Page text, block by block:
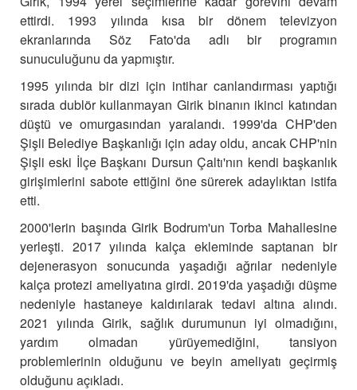
ettirdi. 1993 yılında kısa bir dönem televizyon
ekranlarında Söz Fato'da adlı bir programın
sunuculuğunu da yapmıştır.
1995 yılında bir dizi için intihar canlandırması yaptığı
sırada dublör kullanmayan Girik binanın ikinci katından
düştü ve omurgasından yaralandı. 1999'da CHP'den
Şişli Belediye Başkanlığı için aday oldu, ancak CHP'nin
Şişli eski İlçe Başkanı Dursun Çaltı'nın kendi başkanlık
girişimlerini sabote ettiğini öne sürerek adaylıktan istifa
etti.
2000'lerin başında Girik Bodrum'un Torba Mahallesine
yerleşti. 2017 yılında kalça ekleminde saptanan bir
dejenerasyon sonucunda yaşadığı ağrılar nedeniyle
kalça protezi ameliyatına girdi. 2019'da yaşadığı düşme
nedeniyle hastaneye kaldırılarak tedavi altına alındı.
2021 yılında Girik, sağlık durumunun iyi olmadığını,
yardım olmadan yürüyemediğini, tansiyon
problemlerinin olduğunu ve beyin ameliyatı geçirmiş
olduğunu açıkladı.